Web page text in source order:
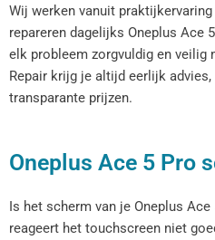
Wij werken vanuit
repareren dagelijks Oneplus Ace
elk probleem zorgvuldig en veilig
Repair krijg je altijd eerlijk
transparante prijzen.
Oneplus Ace 5 Pro
Is het scherm van je Oneplus
reageert het touchscreen niet